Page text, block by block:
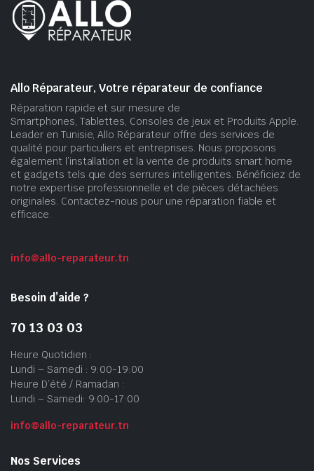
Allo Réparateur, Votre réparateur de confiance
Réparation rapide et sur mesure de
Smartphones, Tablettes, Consoles de jeux et Produits Apple.
Leader en Tunisie, Allo Réparateur offre des services de
qualité pour particuliers et entreprises. Nous proposons
également l’installation et la vente de produits smart home
et gadgets tels que des serrures intelligentes. Bénéficiez de
notre expertise professionnelle et de pièces détachées
originales. Contactez-nous pour une réparation fiable et
efficace.
info@allo-reparateur.tn
Besoin d’aide ?
70 13 03 03
Heure Quotidien :
Lundi – Samedi : 9:00-19:00
Heure D’été / Ramadan :
Lundi – Samedi: 9:00-17:00
info@allo-reparateur.tn
Nos Services